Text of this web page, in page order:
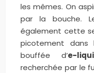
les mêmes. On
par la bouche.
également cette
picotement
bouffée d’e-
recherchée par le